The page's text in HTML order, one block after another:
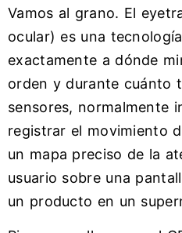
Vamos al grano. El
ocular) es una
exactamente a dónde
orden y durante cuánto
sensores, normalmente
registrar el movimiento
un mapa preciso de la
usuario sobre una
un producto en un